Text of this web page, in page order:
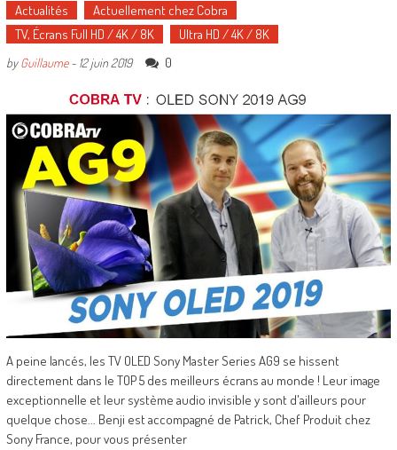
Actualités
Actuellement chez Cobra
TV, Écrans Full HD / 4K / 8K
Ultra HD / 4K / 8K
byGuillaume- 12 juin 2019 0
A peine lancés, les TV OLED Sony Master Series AG9 se hissent
directement dans le TOP 5 des meilleurs écrans au monde ! Leur image
exceptionnelle et leur système audio invisible y sont d'ailleurs pour
quelque chose... Benji est accompagné de Patrick, Chef Produit chez
Sony France, pour vous présenter